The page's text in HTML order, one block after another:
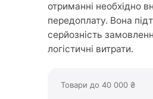
отриманні необхідно
передоплату. Вона
серйозність
логістичні витрати.
Товари до 40 000 ₴